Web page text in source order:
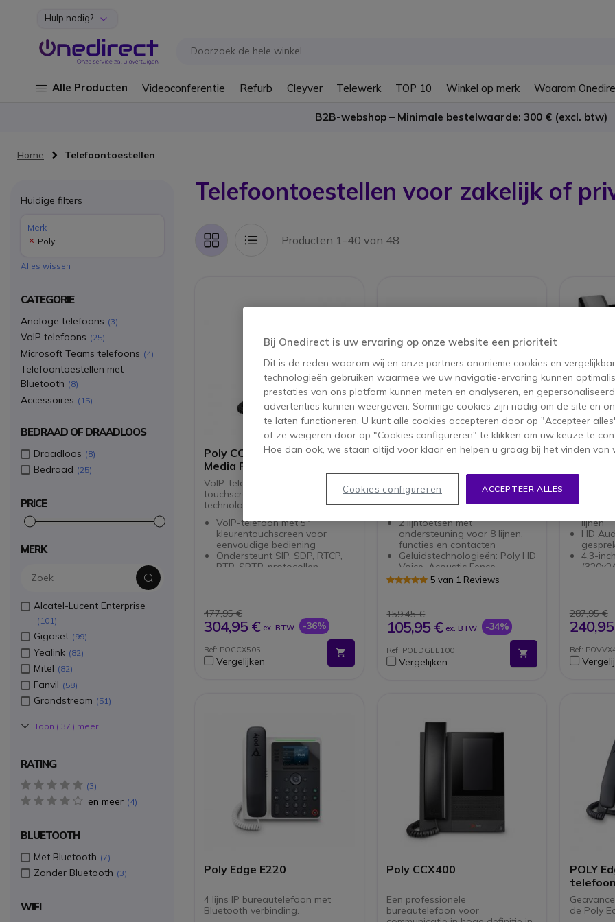
Ga naar de inhoud
Hulp nodig?
Alle Producten Videoconferentie Refurb Cleyver Telewerk TOP 10 Winkel op merk Waarom
B2B-webshop – Minimale bestelwaarde: 300 € (excl. btw)
Home Telefoontoestellen
Telefoontoestellen voor zakelijk of
Foto- Lijst Producten 1-40 van 48
Poly CCX 505 Business
Media Phone
VoIP-telefoon met 5"
touchscreen en Poly HD Voice
technologie
VoIP-telefoon met 5"
kleurentouchscreen voor
eenvoudige bediening
Ondersteunt SIP, SDP, RTCP,
RTP, SRTP-protocollen
Bluetooth 4.2, USB-C, USB-A
en RJ-9 voor headset-
aansluitingen
Power over Ethernet (PoE)
voor eenvoudige installatie
zonder voeding
477,95 €
304,95 € ex. BTW -36%
Ref: POCCX505
Vergelijken
Poly Edge E100
2-lijns IP bureautelefoon met
modern design.
2 lijntoetsen met
ondersteuning voor 8 lijnen,
functies en contacten
Geluidstechnologieën: Poly HD
Voice, Acoustic Fence,
Acoustic Clarity en NoiseBlock
met
USB-C en RJ9 headset-
aansluitingen
Tekst-naar-spraak en nieuwe
toegankelijkheidsopties
Microban antimicrobiële
5 van 1 Reviews
159,45 €
105,95 € ex. BTW -34%
Ref: POEDGEE100
Vergelijken
Polycom
Desktop
lijnen
HD
4.3-
287,95 €
Ref:
Poly Edge E220
4 lijns IP bureautelefoon met
Bluetooth verbinding.
Poly CCX400
Een professionele
bureautelefoon voor
POLY
telefoon
de Poly
Huidige filters
Merk
Poly
Alles wissen
CATEGORIE
Analoge telefoons 3
VoIP telefoons 25
Microsoft Teams telefoons 4
Telefoontoestellen met
Bluetooth
8
Accessoires 15
BEDRAAD OF DRAADLOOS
Draadloos 8
Bedraad 25
PRICE
MERK
Alcatel-Lucent Enterprise
101
Gigaset 99
Yealink 82
Mitel 82
Fanvil 58
Grandstream 51
Toon ( 37 ) meer
RATING
5 star(s)
3
en meer4 star(s)
4
BLUETOOTH
Met Bluetooth 7
Zonder Bluetooth 3
WIFI
Bij Onedirect is uw ervaring op onze website een prioriteit
Dit is de reden waarom wij en onze partners anonieme cookies en
technologieën gebruiken waarmee we uw navigatie-ervaring kunnen
prestaties van ons platform kunnen meten en analyseren, en
advertenties kunnen weergeven. Sommige cookies zijn nodig om de site en
te laten functioneren. U kunt alle cookies accepteren door op "Accepteer
of ze weigeren door op "Cookies configureren" te klikken om uw keuze te
Hoe dan ook, we staan altijd voor klaar en helpen u graag bij het vinden van
ACCEPTEER ALLES
Cookies configureren